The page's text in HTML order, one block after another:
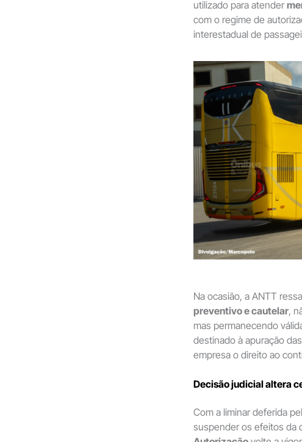
utilizado para atender
com o regime de
interestadual de
Na ocasião, a ANTT
preventivo e cautelar,
mas permanecendo
destinado à apuração
empresa o direito ao
Decisão judicial altera
Com a liminar deferida
suspender os efeitos da